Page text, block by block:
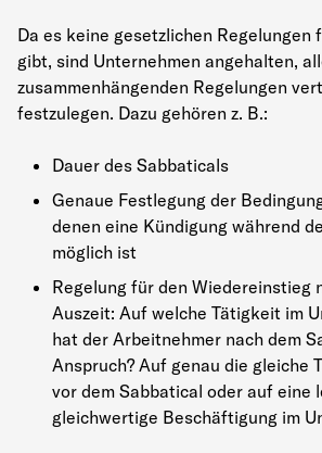
Da es keine gesetzlichen Regelungen
gibt, sind Unternehmen angehalten,
zusammenhängenden Regelungen
festzulegen. Dazu gehören z. B.:
Dauer des Sabbaticals
Genaue Festlegung der
denen eine Kündigung während
möglich ist
Regelung für den Wiedereinstieg
Auszeit: Auf welche Tätigkeit im
hat der Arbeitnehmer nach dem
Anspruch? Auf genau die gleiche
vor dem Sabbatical oder auf eine
gleichwertige Beschäftigung im